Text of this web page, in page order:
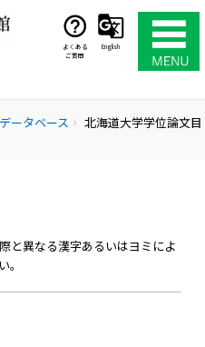
よくある
ご質問
English
ータベース chevron_right
北海道大学学位論文目
と異なる漢字あるいはヨミによ